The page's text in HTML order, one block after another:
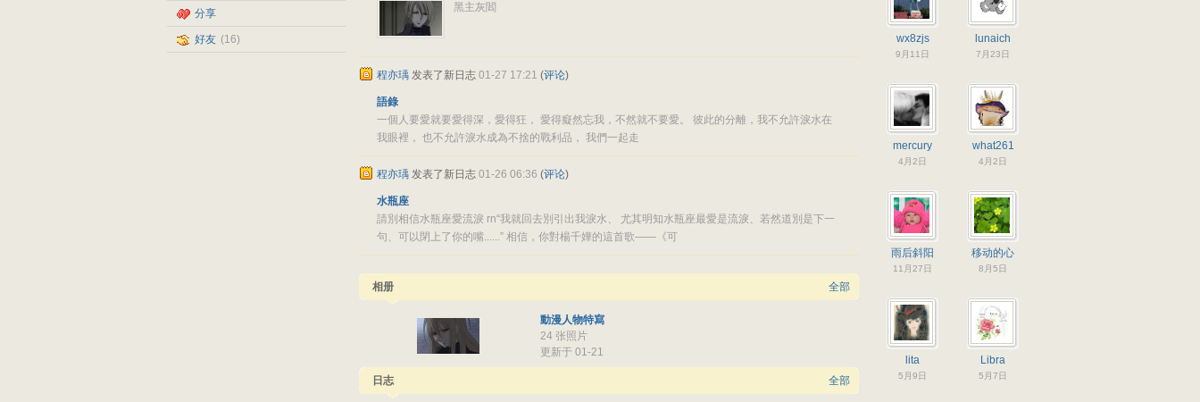
分享
好友 (16)
黑主灰閻
程亦瑀 发表了新日志 01-27 17:21 (评论)
語錄
一個人要愛就要愛得深，愛得狂， 愛得癡然忘我，不然就不要愛。 彼此的分離，我不允許淚水在
我眼裡， 也不允許淚水成為不捨的戰利品， 我們一起走
程亦瑀 发表了新日志 01-26 06:36 (评论)
水瓶座
請別相信水瓶座愛流淚 rn“我就回去別引出我淚水、 尤其明知水瓶座最愛是流淚、若然道別是下一
句、可以閉上了你的嘴......” 相信，你對楊千嬅的這首歌——《可
全部
相册
動漫人物特寫
24 张照片
更新于 01-21
全部
日志
wx8zjs
9月11日
lunaich
7月23日
mercury
4月2日
what261
4月2日
雨后斜阳
11月27日
移动的心
8月5日
lita
5月9日
Libra
5月7日